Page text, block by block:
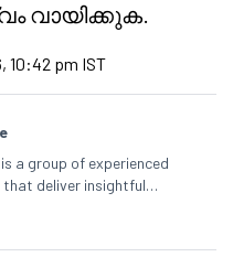
വായിക്കുക.
10:42 pm IST
a group of experienced
deliver insightful
market, IPO, economy,